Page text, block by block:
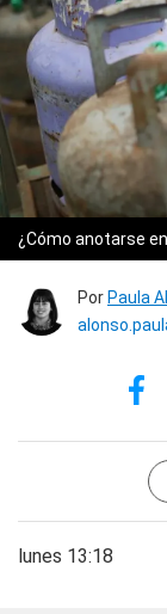
¿Cómo anotarse
Por Paula
lunes 13:18